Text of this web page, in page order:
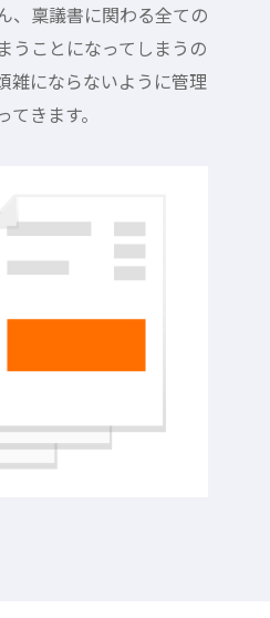
、稟議書に関わる全ての
うことになってしまうの
雑にならないように管理
きます。